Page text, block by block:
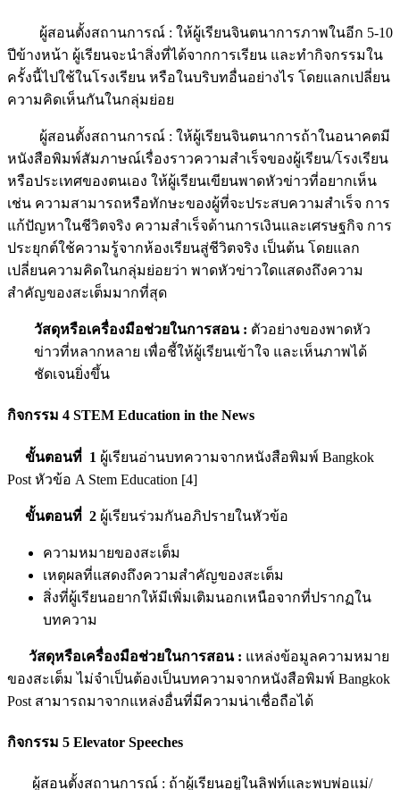
ผู้สอนตั้งสถานการณ์ : ให้ผู้เรียนจินตนาการภาพในอีก 5-10
ปีข้างหน้า ผู้เรียนจะนำสิ่งที่ได้จากการเรียน และทำกิจกรรมใน
ครั้งนี้ไปใช้ในโรงเรียน หรือในบริบทอื่นอย่างไร โดยแลกเปลี่ยน
ความคิดเห็นกันในกลุ่มย่อย
ผู้สอนตั้งสถานการณ์ : ให้ผู้เรียนจินตนาการถ้าในอนาคตมี
หนังสือพิมพ์สัมภาษณ์เรื่องราวความสำเร็จของผู้เรียน/โรงเรียน
หรือประเทศของตนเอง ให้ผู้เรียนเขียนพาดหัวข่าวที่อยากเห็น
เช่น ความสามารถหรือทักษะของผู้ที่จะประสบความสำเร็จ การ
แก้ปัญหาในชีวิตจริง ความสำเร็จด้านการเงินและเศรษฐกิจ การ
ประยุกต์ใช้ความรู้จากห้องเรียนสู่ชีวิตจริง เป็นต้น โดยแลก
เปลี่ยนความคิดในกลุ่มย่อยว่า พาดหัวข่าวใดแสดงถึงความ
สำคัญของสะเต็มมากที่สุด
วัสดุหรือเครื่องมือช่วยในการสอน : ตัวอย่างของพาดหัว
ข่าวที่หลากหลาย เพื่อชี้ให้ผู้เรียนเข้าใจ และเห็นภาพได้
ชัดเจนยิ่งขึ้น
กิจกรรม 4 STEM Education in the News
ขั้นตอนที่ 1 ผู้เรียนอ่านบทความจากหนังสือพิมพ์ Bangkok
Post หัวข้อ A Stem Education [4]
ขั้นตอนที่ 2 ผู้เรียนร่วมกันอภิปรายในหัวข้อ
ความหมายของสะเต็ม
เหตุผลที่แสดงถึงความสำคัญของสะเต็ม
สิ่งที่ผู้เรียนอยากให้มีเพิ่มเติมนอกเหนือจากที่ปรากฏใน
บทความ
วัสดุหรือเครื่องมือช่วยในการสอน : แหล่งข้อมูลความหมาย
ของสะเต็ม ไม่จำเป็นต้องเป็นบทความจากหนังสือพิมพ์ Bangkok
Post สามารถมาจากแหล่งอื่นที่มีความน่าเชื่อถือได้
กิจกรรม 5 Elevator Speeches
ผู้สอนตั้งสถานการณ์ : ถ้าผู้เรียนอยู่ในลิฟท์และพบพ่อแม่/